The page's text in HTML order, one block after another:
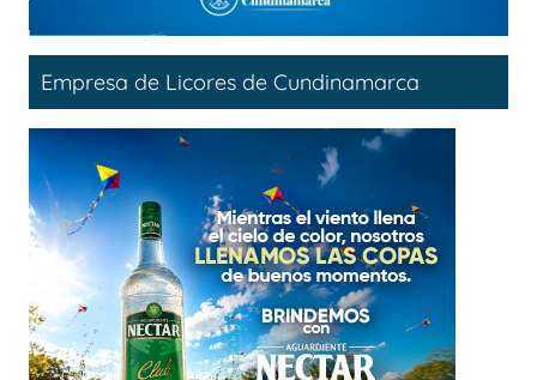
Empresa de Licores de Cundinamarca